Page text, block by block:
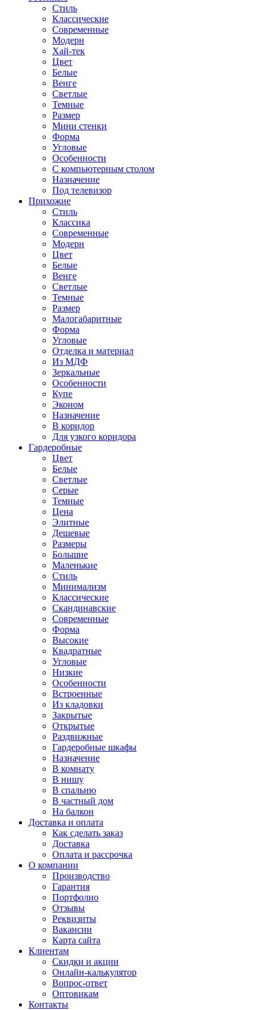
Стиль
Классические
Современные
Модерн
Хай-тек
Цвет
Белые
Венге
Светлые
Темные
Размер
Мини стенки
Форма
Угловые
Особенности
С компьютерным столом
Назначение
Под телевизор
Прихожие
Стиль
Классика
Современные
Модерн
Цвет
Белые
Венге
Светлые
Темные
Размер
Малогабаритные
Форма
Угловые
Отделка и материал
Из МДФ
Зеркальные
Особенности
Купе
Эконом
Назначение
В коридор
Для узкого коридора
Гардеробные
Цвет
Белые
Светлые
Серые
Темные
Цена
Элитные
Дешевые
Размеры
Большие
Маленькие
Стиль
Минимализм
Классические
Скандинавские
Современные
Форма
Высокие
Квадратные
Угловые
Низкие
Особенности
Встроенные
Из кладовки
Закрытые
Открытые
Раздвижные
Гардеробные шкафы
Назначение
В комнату
В нишу
В спальню
В частный дом
На балкон
Доставка и оплата
Как сделать заказ
Доставка
Оплата и рассрочка
О компании
Производство
Гарантия
Портфолио
Отзывы
Реквизиты
Вакансии
Карта сайта
Клиентам
Скидки и акции
Онлайн-калькулятор
Вопрос-ответ
Оптовикам
Контакты